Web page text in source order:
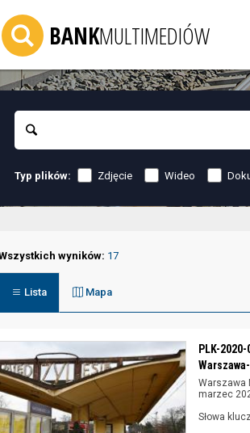
BANKMULTIMEDIÓW
Typ plików: Zdjęcie Wideo
wyników: 17
Lista Mapa
PLK-
Warszawa
marzec
Słowa